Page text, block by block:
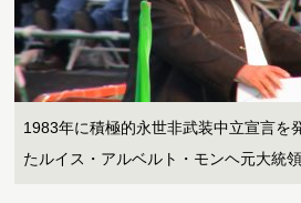
1983年に積極的永世非武装中立宣言を
たルイス・アルベルト・モンヘ元大統領